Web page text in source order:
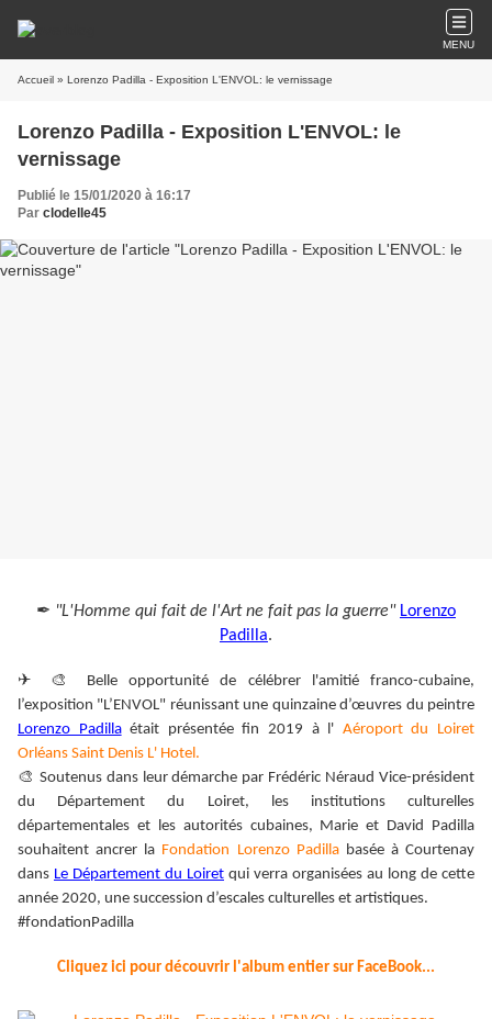
MENU
Accueil » Lorenzo Padilla - Exposition L'ENVOL: le vernissage
Lorenzo Padilla - Exposition L'ENVOL: le
vernissage
Publié le 15/01/2020 à 16:17
Par clodelle45
✒ "L'Homme qui fait de l'Art ne fait pas la guerre" Lorenzo
Padilla.
✈ 🎨
Belle opportunité de célébrer l'amitié franco-cubaine,
l’exposition "L’ENVOL" réunissant une quinzaine d’œuvres du peintre
Lorenzo Padillaétait présentée fin 2019 à l' Aéroport du Loiret
Orléans Saint Denis L' Hotel.
🎨 Soutenus dans leur démarche par Frédéric Néraud Vice-président
du Département du Loiret, les institutions culturelles
départementales et les autorités cubaines, Marie et David Padilla
souhaitent ancrer la Fondation Lorenzo Padillabasée à Courtenay
dans Le Département du Loiret qui verra organisées au long de cette
année 2020, une succession d’escales culturelles et artistiques.
#fondationPadilla
Cliquez ici pour découvrir l'album entier sur FaceBook...